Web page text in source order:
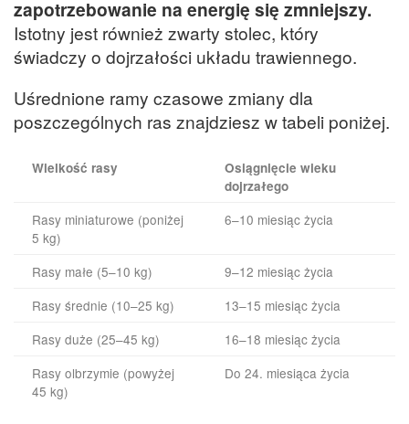
zapotrzebowanie na energię się zmniejszy.
Istotny jest również zwarty stolec, który
świadczy o dojrzałości układu trawiennego.
Uśrednione ramy czasowe zmiany dla
poszczególnych ras znajdziesz w tabeli poniżej.
Wielkość rasy
Osiągnięcie wieku
dojrzałego
Rasy miniaturowe (poniżej
5 kg)
6–10 miesiąc życia
Rasy małe (5–10 kg)
9–12 miesiąc życia
Rasy średnie (10–25 kg)
13–15 miesiąc życia
Rasy duże (25–45 kg)
16–18 miesiąc życia
Rasy olbrzymie (powyżej
45 kg)
Do 24. miesiąca życia